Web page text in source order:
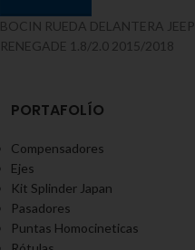
BOCIN RUEDA DELANTERA JEEP
RENEGADE 1.8/2.0 2015/2018
PORTAFOLÍO
Compensadores
Ejes
Kit Splinder Japan
Pasadores
Puntas Homocineticas